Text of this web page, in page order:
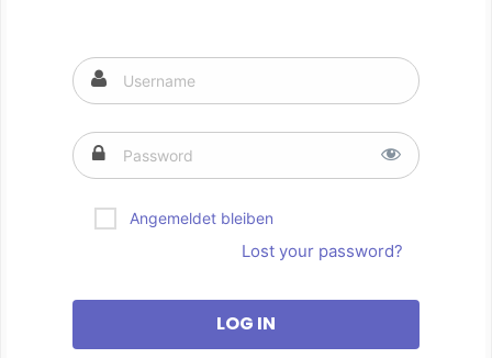
Angemeldet bleiben
Lost your password?